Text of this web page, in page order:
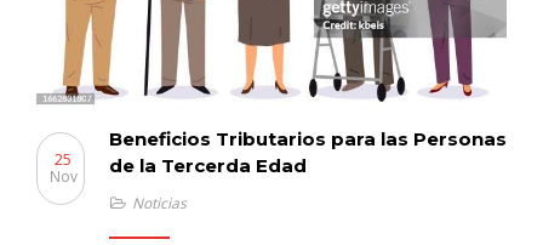
Beneficios Tributarios para las Personas
de la Tercerda Edad
25
Nov
Noticias